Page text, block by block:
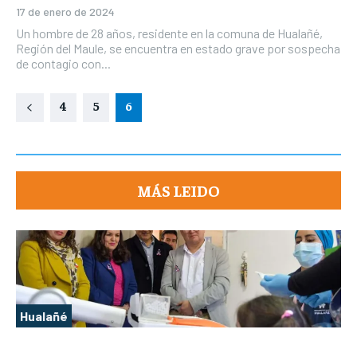
17 de enero de 2024
Un hombre de 28 años, residente en la comuna de Hualañé,
Región del Maule, se encuentra en estado grave por sospecha
de contagio con...
4 5 6
MÁS LEIDO
Hualañé